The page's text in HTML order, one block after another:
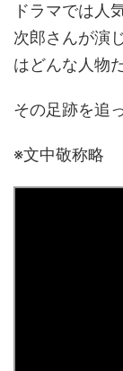
ドラマでは人
次郎さんが演
はどんな人物
その足跡を追
※文中敬称略